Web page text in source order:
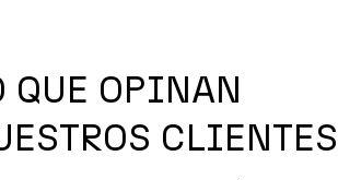
QUE OPINAN
CLIENTES